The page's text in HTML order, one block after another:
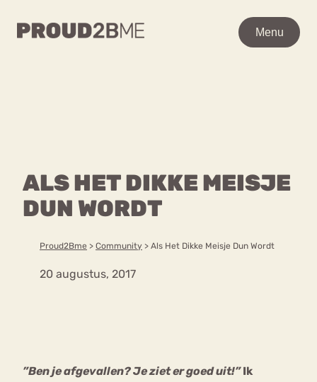
Menu
ALS HET DIKKE MEISJE
DUN WORDT
Proud2Bme > Community > Als Het Dikke Meisje Dun Wordt
20 augustus, 2017
”Ben je afgevallen? Je ziet er goed uit!”Ik
Menu
Content
Over ons
Chat
WAAR BEN JE NAAR OP
Over proud2bme
Contact
Vacatures
mia